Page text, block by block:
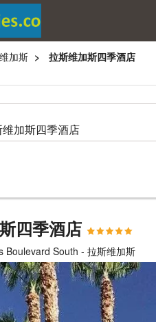
加斯 拉斯维加斯四季酒店
四季酒店
Boulevard South - 拉斯维加斯